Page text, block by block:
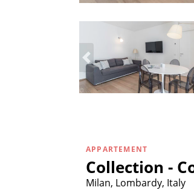
APPARTEMENT
Collection -
Milan, Lombardy, Italy